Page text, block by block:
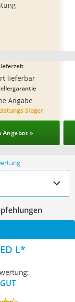
lieferbar
Angabe
Sieger
Angebot »
L